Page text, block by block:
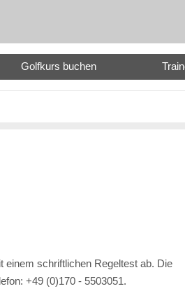
Golfkurs buchen
einem schriftlichen Regeltest ab. Die
+49 (0)170 - 5503051.